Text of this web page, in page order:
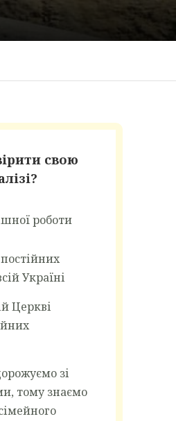
свою
роботи
Україні
Церкві
зі
тому знаємо